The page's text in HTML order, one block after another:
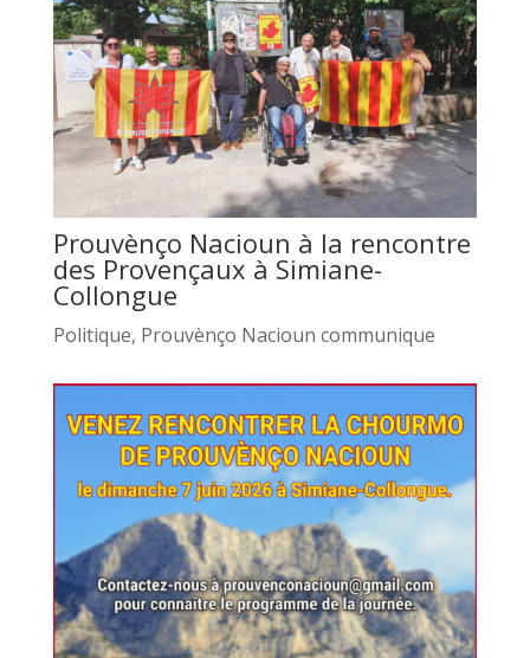
Prouvènço Nacioun à la rencontre
des Provençaux à Simiane-
Collongue
Politique, Prouvènço Nacioun communique